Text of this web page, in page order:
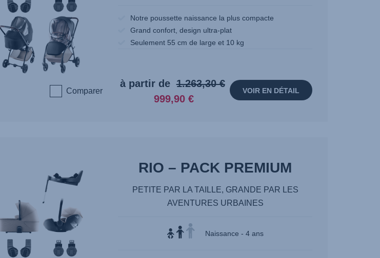
Notre poussette naissance la plus compacte
Grand confort, design ultra-plat
Seulement 55 cm de large et 10 kg
Comparer
à partir de Prix
d’origine:
1.263,30 € Prix
actuel:
999,90 €
VOIR EN DÉTAIL
RIO – PACK PREMIUM
PETITE PAR LA TAILLE, GRANDE PAR LES
AVENTURES URBAINES
Naissance - 4 ans